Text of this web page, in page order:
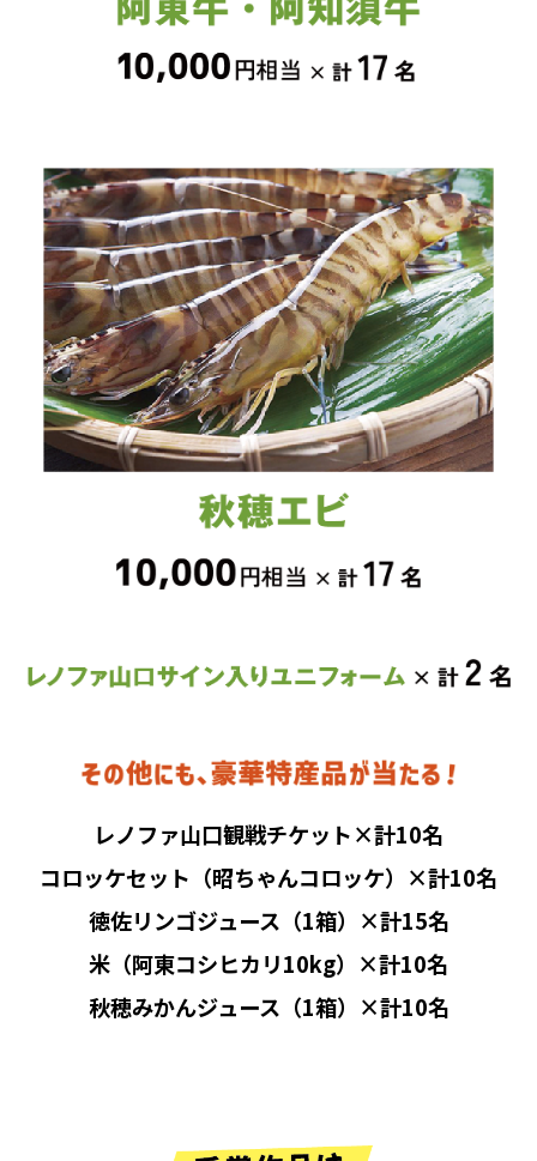
レノファ山口観戦チケット×計10名
コロッケセット（昭ちゃんコロッケ）×計10名
徳佐リンゴジュース（1箱）×計15名
米（阿東コシヒカリ10kg）×計10名
秋穂みかんジュース（1箱）×計10名